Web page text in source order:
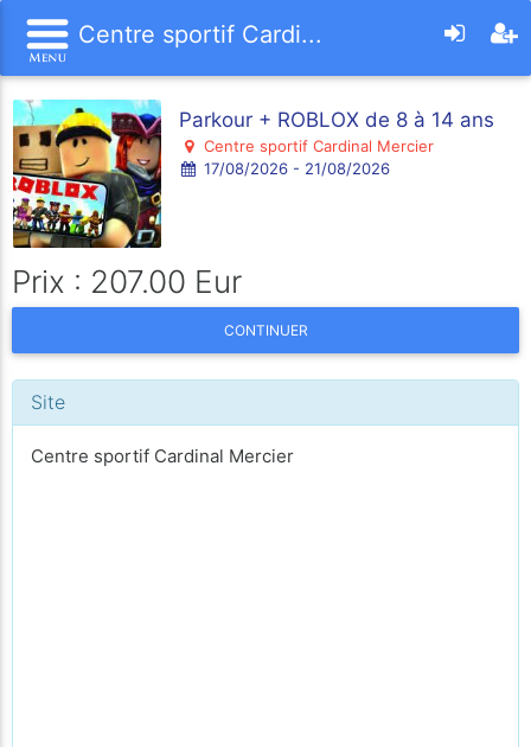
Centre sportif Cardi...
Parkour + ROBLOX de 8 à 14 ans
Centre sportif Cardinal Mercier
17/08/2026 - 21/08/2026
Prix : 207.00 Eur
CONTINUER
Site
Centre sportif Cardinal Mercier